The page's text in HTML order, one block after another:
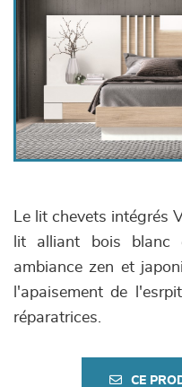
Le lit chevets intégrés
lit alliant bois blanc
ambiance zen et
l'apaisement de
réparatrices.
CE